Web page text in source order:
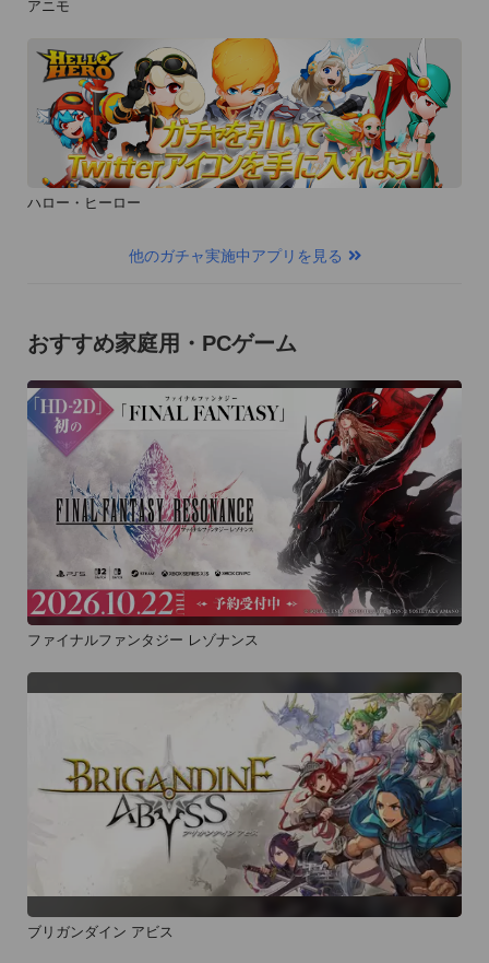
アニモ
ハロー・ヒーロー
他のガチャ実施中アプリを見る
おすすめ家庭用・PCゲーム
ファイナルファンタジー レゾナンス
ブリガンダイン アビス